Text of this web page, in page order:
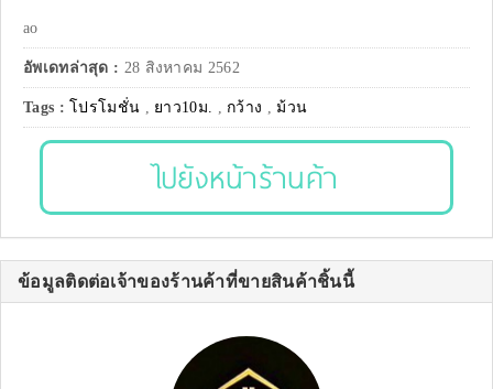
ao
อัพเดทล่าสุด : 28 สิงหาคม 2562
Tags : โปรโมชั่น , ยาว10ม. , กว้าง ,ม้วน
ไปยังหน้าร้านค้า
ข้อมูลติดต่อเจ้าของร้านค้าที่ขายสินค้าชิ้นนี้